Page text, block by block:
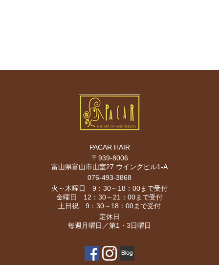
PACAR HAIR
〒939-8006
富山県富山市山室27 ウイングヒル1-A
076-493-3868
火～木曜日 9：30～18：00まで受付
金曜日 12：30～21：00まで受付
土日祝 9：30～18：00まで受付
定休日
毎週月曜日／第1・3日曜日